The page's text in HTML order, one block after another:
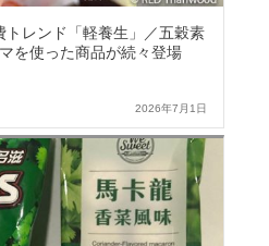
トレンド「軽養生」／五穀素
を使った商品が続々登場
2026年7月1日